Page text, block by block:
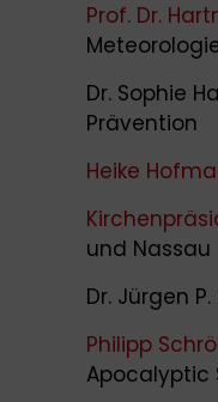
Prof. Dr.
Dr. Sophie
Prävention
Heike
und Nassau
Dr. Jürgen
Philipp
Apocalyptic